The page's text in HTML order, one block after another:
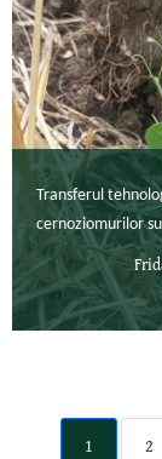
Transferul
cernoziomurilor
1 2